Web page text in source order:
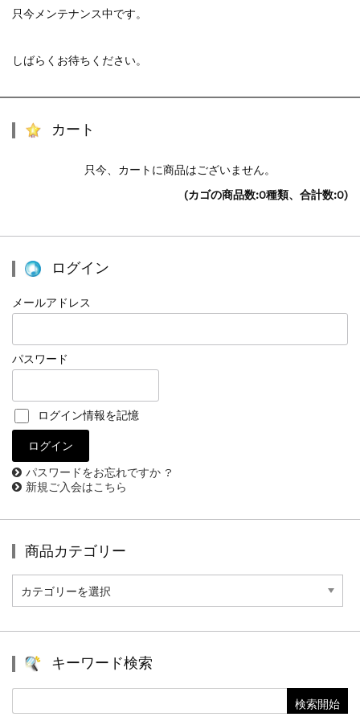
只今メンテナンス中です。
しばらくお待ちください。
カート
只今、カートに商品はございません。
(カゴの商品数:0種類、合計数:0)
ログイン
メールアドレス
パスワード
ログイン情報を記憶
パスワードをお忘れですか ?
新規ご入会はこちら
商品カテゴリー
品
カ
キーワード検索